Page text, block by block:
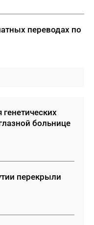
переводах по
больнице
перекрыли